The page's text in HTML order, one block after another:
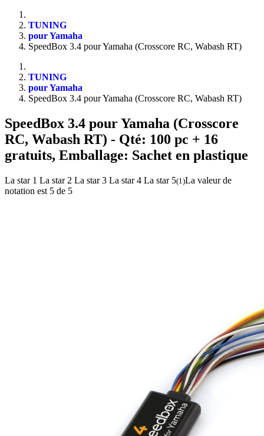
TUNING
pour Yamaha
SpeedBox 3.4 pour Yamaha (Crosscore RC, Wabash RT)
TUNING
pour Yamaha
SpeedBox 3.4 pour Yamaha (Crosscore RC, Wabash RT)
SpeedBox 3.4 pour Yamaha (Crosscore
RC, Wabash RT) - Qté: 100 pc + 16
gratuits, Emballage: Sachet en plastique
La star 1 La star 2 La star 3 La star 4 La star 5(1 )La valeur de
notation est 5 de 5